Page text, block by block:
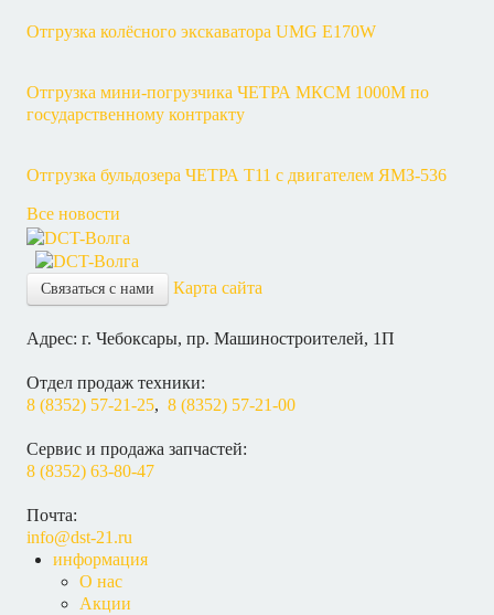
Отгрузка колёсного экскаватора UMG E170W
Отгрузка мини-погрузчика ЧЕТРА МКСМ 1000М по
государственному контракту
Отгрузка бульдозера ЧЕТРА Т11 с двигателем ЯМЗ-536
Все новости
Связаться с нами Карта сайта
Адрес: г. Чебоксары, пр. Машиностроителей, 1П
Отдел продаж техники:
8 (8352) 57-21-25, 8 (8352) 57-21-00
Сервис и продажа запчастей:
8 (8352) 63-80-47
Почта:
info@dst-21.ru
информация
О нас
Акции